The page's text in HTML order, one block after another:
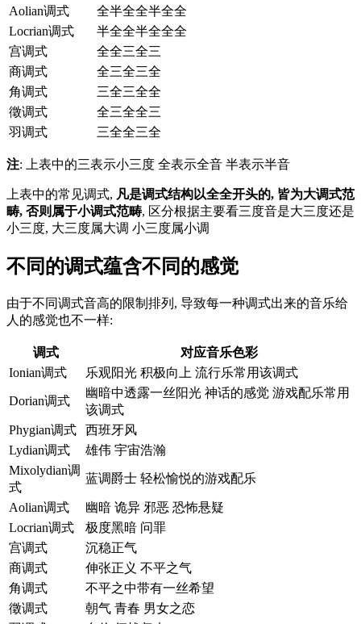
Aolian调式
全半全全半全全
Locrian调式
半全全半全全全
宫调式
全全三全三
商调式
全三全三全
角调式
三全三全全
徵调式
全三全全三
羽调式
三全全三全
注: 上表中的三表示小三度 全表示全音 半表示半音
上表中的常见调式, 凡是调式结构以全全开头的, 皆为大调式范
畴, 否则属于小调式范畴, 区分根据主要看三度音是大三度还是
小三度, 大三度属大调 小三度属小调
不同的调式蕴含不同的感觉
由于不同调式音高的限制排列, 导致每一种调式出来的音乐给
人的感觉也不一样:
调式
对应音乐色彩
Ionian调式
乐观阳光 积极向上 流行乐常用该调式
Dorian调式
幽暗中透露一丝阳光 神话的感觉 游戏配乐常用
该调式
Phygian调式
西班牙风
Lydian调式
雄伟 宇宙浩瀚
Mixolydian调
式
蓝调爵士 轻松愉悦的游戏配乐
Aolian调式
幽暗 诡异 邪恶 恐怖悬疑
Locrian调式
极度黑暗 问罪
宫调式
沉稳正气
商调式
伸张正义 不平之气
角调式
不平之中带有一丝希望
徵调式
朝气 青春 男女之恋